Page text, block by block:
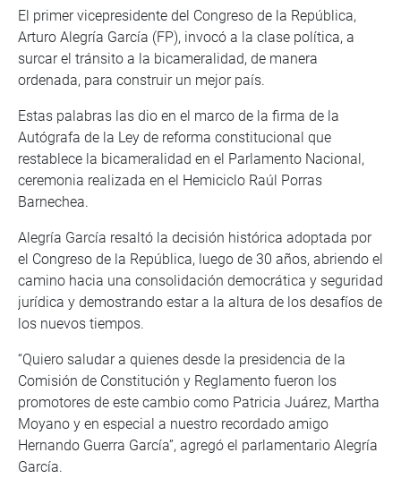
El primer vicepresidente del Congreso de la República,
Arturo Alegría García (FP), invocó a la clase política, a
surcar el tránsito a la bicameralidad, de manera
ordenada, para construir un mejor país.
Estas palabras las dio en el marco de la firma de la
Autógrafa de la Ley de reforma constitucional que
restablece la bicameralidad en el Parlamento Nacional,
ceremonia realizada en el Hemiciclo Raúl Porras
Barnechea.
Alegría García resaltó la decisión histórica adoptada por
el Congreso de la República, luego de 30 años, abriendo el
camino hacia una consolidación democrática y seguridad
jurídica y demostrando estar a la altura de los desafíos de
los nuevos tiempos.
“Quiero saludar a quienes desde la presidencia de la
Comisión de Constitución y Reglamento fueron los
promotores de este cambio como Patricia Juárez, Martha
Moyano y en especial a nuestro recordado amigo
Hernando Guerra García”, agregó el parlamentario Alegría
García.